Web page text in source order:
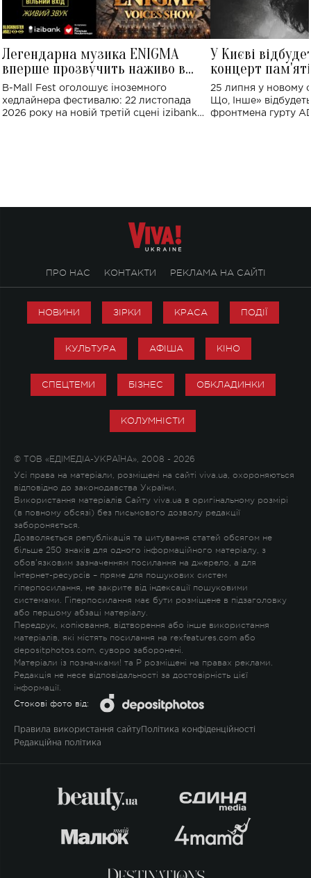
Легендарна музика ENIGMA
вперше прозвучить наживо в
Україні: де відбудеться концерт
B-Mall Fest оголошує іноземного
хедлайнера фестивалю: 22 листопада
2026 року на новій третій сцені izibank
У Києві
концерт
Клименка:
виконають
25 липня у новому
Що, Інше»
фронтмена гурту
ПРО НАС КОНТАКТИ РЕКЛАМА НА САЙТІ
НОВИНИ ЗІРКИ КРАСА ПОДІЇ
КУЛЬТУРА АФІША КІНО
СПЕЦТЕМИ БІЗНЕС ОБКЛАДИНКИ
КОЛУМНІСТИ
© ТОВ «ЕДІМЕДІА-УКРАЇНА», 2008 - 2026
Усі права на матеріали, розміщені на сайті viva.ua, охороняються
відповідно до законодавства України.
Використання матеріалів Сайту viva.ua в оригінальному розмірі
(в повному обсязі) без письмового дозволу редакції
забороняється.
Дозволяється републікація та цитування статей обсягом не
більше 250 знаків для одного інформаційного матеріалу, з
обов'язковим зазначенням посилання на джерело, а для
Інтернет-ресурсів – пряме для пошукових систем
гіперпосилання, не закрите від індексації пошуковими
системами. Гіперпосилання має бути розміщене в підзаголовку
або першому абзаці матеріалу.
Передрук, копіювання, відтворення або інше використання
матеріалів, які містять посилання на rexfeatures.com або
depositphotos.com, суворо заборонені.
Матеріали із позначками! та P розміщені на правах реклами.
Редакція не несе відповідальності за достовірність цієї
інформації.
Стокові фото від:
Правила використання сайту Політика конфіденційності
Редакційна політика